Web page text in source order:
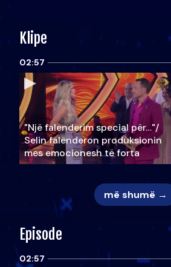
Klipe
02:57
"Një falenderim special për…"/
Selin falënderon produksionin
mes emocionesh të forta
më shumë →
Episode
02:57